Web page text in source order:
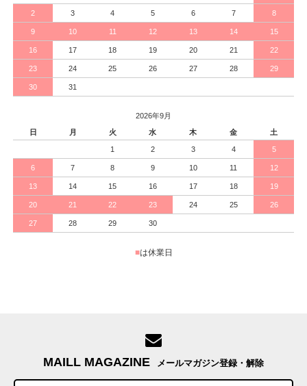
2 3 4 5 6 7 8
9 10 11 12 13 14 15
16 17 18 19 20 21 22
23 24 25 26 27 28 29
30 31
2026年9月
日
月 火 水 木 金 土
1 2 3 4 5
6 7 8 9 10 11 12
13 14 15 16 17 18 19
20 21 22 23 24 25 26
27 28 29 30
■は休業日
MAILL MAGAZINE メールマガジン登録・解除